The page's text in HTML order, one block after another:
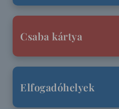
Csaba kártya
Elfogadóhelyek